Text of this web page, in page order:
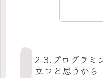
2-3.プログラミ
立つと思うから